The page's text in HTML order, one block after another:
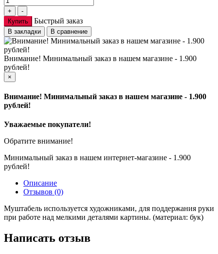
Купить Быстрый заказ
В закладки В сравнение
Внимание! Минимальный заказ в нашем магазине - 1.900
рублей!
×
Внимание! Минимальный заказ в нашем магазине - 1.900
рублей!
Уважаемые покупатели!
Обратите внимание!
Минимальный заказ в нашем интернет-магазине - 1.900
рублей!
Описание
Отзывов (0)
Муштабель используется художниками, для поддержания руки
при работе над мелкими деталями картины. (материал: бук)
Написать отзыв